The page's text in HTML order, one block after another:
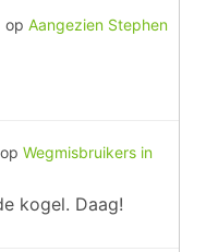
op Aangezien Stephen
op Wegmisbruikers in
kogel. Daag!